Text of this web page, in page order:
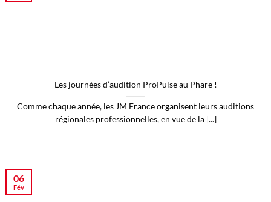
Les journées d’audition ProPulse au Phare !
Comme chaque année, les JM France organisent leurs auditions
régionales professionnelles, en vue de la [...]
06
Fév